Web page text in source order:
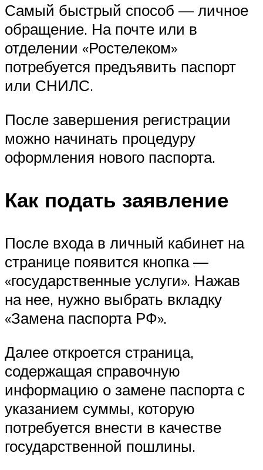
Самый быстрый способ — личное
обращение. На почте или в
отделении «Ростелеком»
потребуется предъявить паспорт
или СНИЛС.
После завершения регистрации
можно начинать процедуру
оформления нового паспорта.
Как подать заявление
После входа в личный кабинет на
странице появится кнопка —
«государственные услуги». Нажав
на нее, нужно выбрать вкладку
«Замена паспорта РФ».
Далее откроется страница,
содержащая справочную
информацию о замене паспорта с
указанием суммы, которую
потребуется внести в качестве
государственной пошлины.